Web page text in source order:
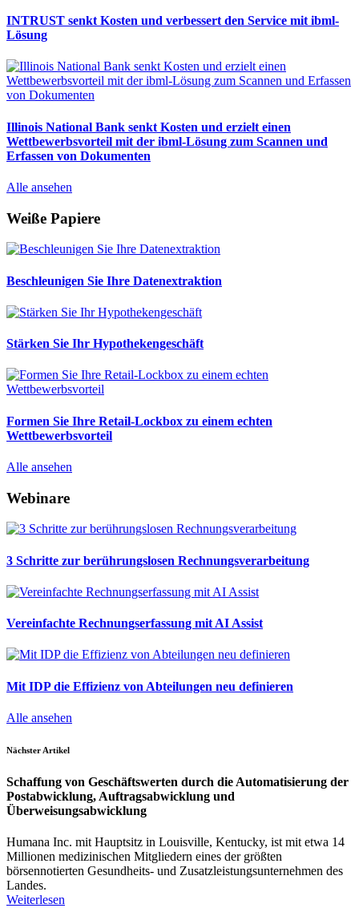
INTRUST senkt Kosten und verbessert den Service mit ibml-
Lösung
Illinois National Bank senkt Kosten und erzielt einen
Wettbewerbsvorteil mit der ibml-Lösung zum Scannen und
Erfassen von Dokumenten
Alle ansehen
Weiße Papiere
Beschleunigen Sie Ihre Datenextraktion
Stärken Sie Ihr Hypothekengeschäft
Formen Sie Ihre Retail‑Lockbox zu einem echten
Wettbewerbsvorteil
Alle ansehen
Webinare
3 Schritte zur berührungslosen Rechnungsverarbeitung
Vereinfachte Rechnungserfassung mit AI Assist
Mit IDP die Effizienz von Abteilungen neu definieren
Alle ansehen
Nächster Artikel
Schaffung von Geschäftswerten durch die Automatisierung der
Postabwicklung, Auftragsabwicklung und
Überweisungsabwicklung
Humana Inc. mit Hauptsitz in Louisville, Kentucky, ist mit etwa 14
Millionen medizinischen Mitgliedern eines der größten
börsennotierten Gesundheits- und Zusatzleistungsunternehmen des
Landes.
Weiterlesen